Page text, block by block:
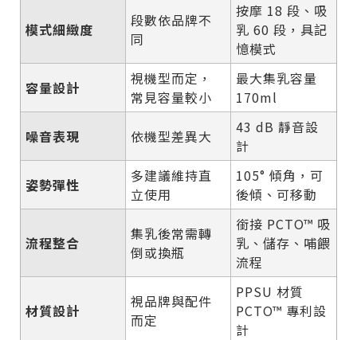
模式細緻度
段數依品牌不
同
按摩 18 段、吸
乳 60 段，具記
憶模式
容量設計
視機型而定，
常見容量較小
最大集乳容量
170ml
噪音表現 依機型差異大
43 dB 靜音設
計
姿勢彈性
多建議維持直
立使用
105° 傾角，可
後傾、可移動
流程整合
集乳後常需轉
倒或換瓶
銜接 PCTO™ 吸
乳、儲存、哺餵
流程
材質設計
視品牌與配件
而定
PPSU 材質
PCTO™ 專利設
計